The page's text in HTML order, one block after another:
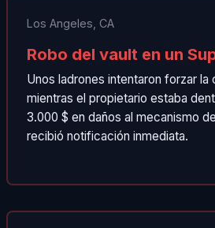
Los Angeles, CA
Robo del vault en un
Unos ladrones intentaron forzar la
mientras el propietario estaba
3.000 $ en daños al mecanismo
recibió notificación inmediata.